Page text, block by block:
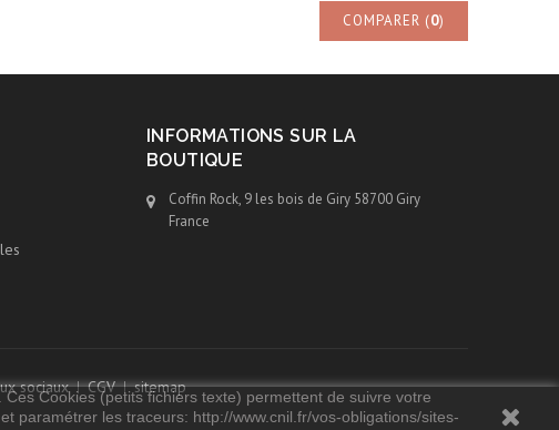
COMPARER (0)
INFORMATIONS SUR LA
BOUTIQUE
Coffin Rock, 9 les bois de Giry 58700 Giry
France
sociaux CGV sitemap
Cookies (petits fichiers texte) permettent de suivre votre
paramétrer les traceurs: http://www.cnil.fr/vos-obligations/sites-